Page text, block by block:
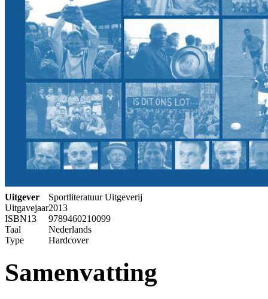
Uitgever
Sportliteratuur Uitgeverij
Uitgavejaar2013
ISBN13
9789460210099
Taal
Nederlands
Type
Hardcover
Samenvatting